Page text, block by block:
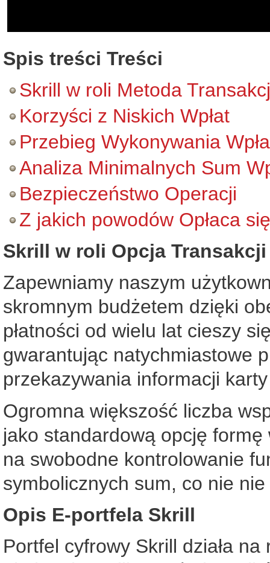
Spis treści Treści
Skrill w roli Metoda
Korzyści z Niskich Wpłat
Przebieg Wykonywania
Analiza Minimalnych Sum
Bezpieczeństwo Operacji
Z jakich powodów Opłaca
Skrill w roli Opcja
Zapewniamy naszym
skromnym budżetem dzięki
płatności od wielu lat cieszy
gwarantując natychmiastowe
przekazywania informacji
Ogromna większość liczba
jako standardową opcję formę
na swobodne kontrolowanie
symbolicznych sum, co nie
Opis E-portfela Skrill
Portfel cyfrowy Skrill działa